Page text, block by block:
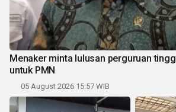
Menaker minta lulusan perguruan
untuk PMN
05 August 2026 15:57 WIB